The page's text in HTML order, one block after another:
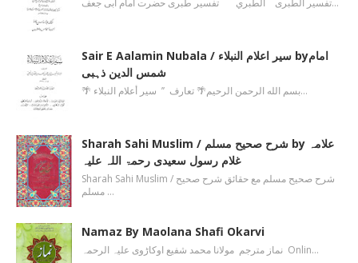
تفسیر الطبری الطبري تفسیر طبری حضرت امام ابی جعف…
Sair E Aalamin Nubala / سیر اعلام النبلاء byامام
شمس الدین ذہبی
🌴 بسم الله الرحمن الرحیم🌴 تعارف ’’ سیر أعلام النبلاء…
Sharah Sahi Muslim / شرح صحیح مسلم by علامہ
غلام رسول سعیدی رحمۃ اللہ علیہ
Sharah Sahi Muslim / شرح صحیح مسلم مع حقائق شرح صحیح
مسلم …
Namaz By Maolana Shafi Okarvi
نماز مترجم مولانا محمد شفیع اوکاڑوی علیہ الرحمہ Onlin…